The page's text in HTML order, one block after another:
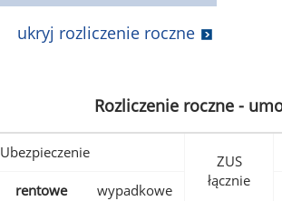
ukryj rozliczenie roczne
Rozliczenie roczne -
Ubezpieczenie
ZUS
łącznie
rentowe wypadkowe